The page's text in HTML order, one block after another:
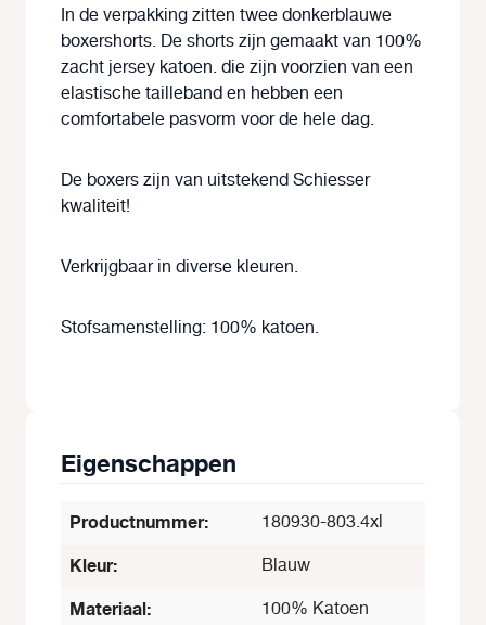
In de verpakking zitten twee donkerblauwe
boxershorts. De shorts zijn gemaakt van 100%
zacht jersey katoen. die zijn voorzien van een
elastische tailleband en hebben een
comfortabele pasvorm voor de hele dag.
De boxers zijn van uitstekend Schiesser
kwaliteit!
Verkrijgbaar in diverse kleuren.
Stofsamenstelling: 100% katoen.
Eigenschappen
Productnummer: 180930-803.4xl
Kleur: Blauw
Materiaal: 100% Katoen